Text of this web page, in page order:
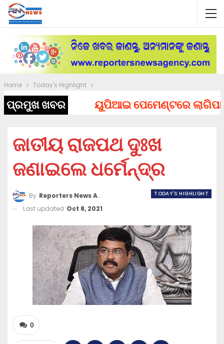
Home Today's Highlight
ପ୍ରମୁଖ ଖବର ୟୁପିଆଇ ପେମେଣ୍ଟରେ ଲାଗିପାରେ
ଜାତୀୟ ରାଜପଥ ଦୁଃଖ
ଜଣାଇଲେ ଧର୍ମେନ୍ଦ୍ର
TODAY'S HIGHLIGHT
By Reporters News Agency
Last updated Oct 8, 2021
0